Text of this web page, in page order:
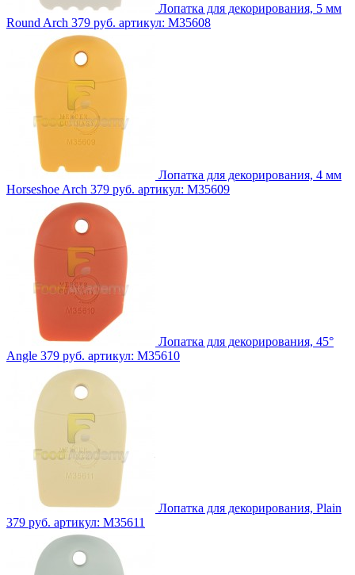
Лопатка для декорирования, 5 мм
Round Arch 379 руб. артикул: M35608
Лопатка для декорирования, 4 мм
Horseshoe Arch 379 руб. артикул: M35609
Лопатка для декорирования, 45°
Angle 379 руб. артикул: M35610
Лопатка для декорирования, Plain
379 руб. артикул: M35611